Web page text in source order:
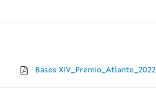
Bases XIV_Premio_Atlante_2022